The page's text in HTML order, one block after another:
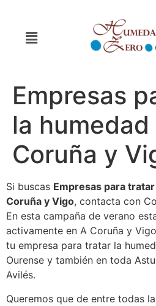
Empresas
la humedad
Coruña y
Si buscas Empresas para
Coruña y Vigo, contacta con
En esta campaña de verano
activamente en A Coruña y
tu empresa para tratar la
Ourense y también en toda
Avilés.
Queremos que de entre todas